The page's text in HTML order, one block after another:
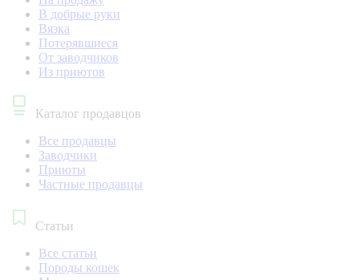
В добрые руки
Вязка
Потерявшиеся
От заводчиков
Из приютов
Каталог продавцов
Все продавцы
Заводчики
Приюты
Частные продавцы
Статьи
Все статьи
Породы кошек